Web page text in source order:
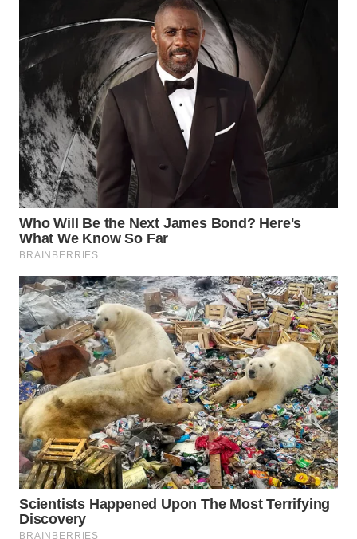
WN
WN
DEPOK
WN
TAPANULI
UTARA
WN
SAMOSIR
WN
PADANG
LAWAS
WN
SUMEDANG
WN
CIANJUR
WN
KEPULAUAN
SERIBU